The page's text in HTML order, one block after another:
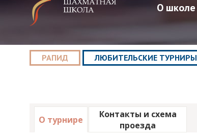
О школе
РАПИД ЛЮБИТЕЛЬСКИЕ ТУРНИРЫ
О турнире
Контакты и схема
проезда